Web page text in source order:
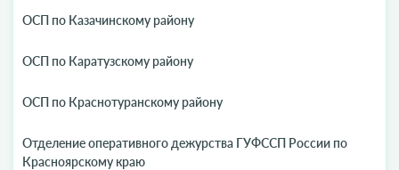
ОСП по Казачинскому району
ОСП по Каратузскому району
ОСП по Краснотуранскому району
Отделение оперативного дежурства ГУФССП России по
Красноярскому краю